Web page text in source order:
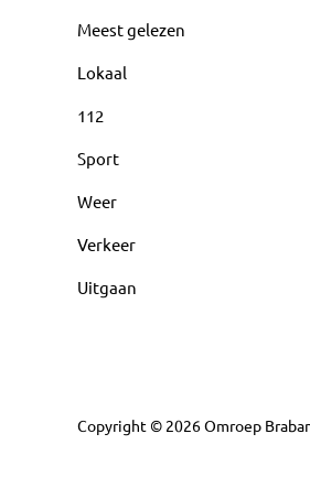
Meest gelezen
Lokaal
112
Sport
Weer
Verkeer
Uitgaan
Copyright © 2026Omroep